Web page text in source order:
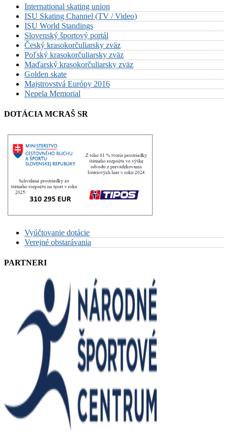
International skating union
ISU Skating Channel (TV / Video)
ISU World Standings
Slovenský športový portál
Český krasokorčuliarsky zväz
Poľský krasokorčuliarsky zväz
Maďarský krasokorčuliarsky zväz
Golden skate
Majstrovstvá Európy 2016
Nepela Memorial
DOTÁCIA MCRAŠ SR
Vyúčtovanie dotácie
Verejné obstarávania
PARTNERI